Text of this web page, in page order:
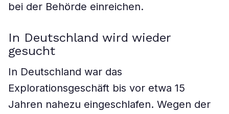
bei der Behörde einreichen.
In Deutschland wird wieder
gesucht
In Deutschland war das
Explorationsgeschäft bis vor etwa 15
Jahren nahezu eingeschlafen. Wegen der